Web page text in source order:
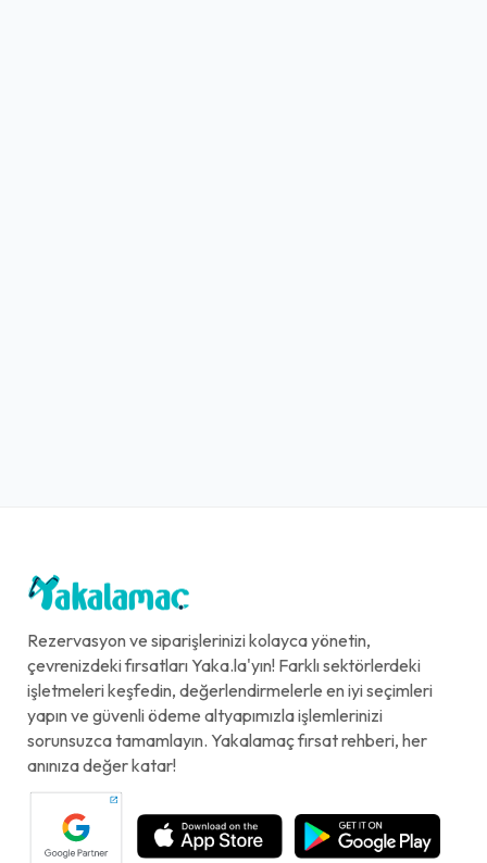
Rezervasyon ve siparişlerinizi kolayca yönetin,
çevrenizdeki fırsatları Yaka.la'yın! Farklı sektörlerdeki
işletmeleri keşfedin, değerlendirmelerle en iyi seçimleri
yapın ve güvenli ödeme altyapımızla işlemlerinizi
sorunsuzca tamamlayın. Yakalamaç fırsat rehberi, her
anınıza değer katar!